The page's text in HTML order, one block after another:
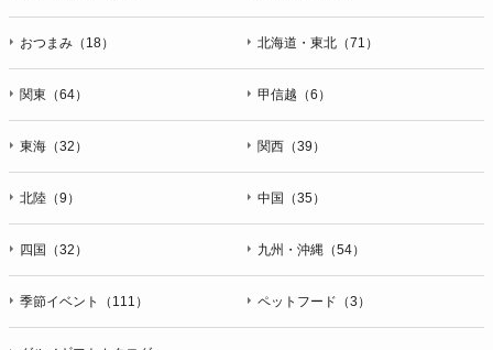
おつまみ（18） 北海道・東北（71）
関東（64） 甲信越（6）
東海（32） 関西（39）
北陸（9） 中国（35）
四国（32） 九州・沖縄（54）
季節イベント（111） ペットフード（3）